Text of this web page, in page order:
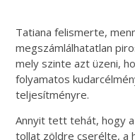
Tatiana felismerte,
megszámlálhatatlan
mely szinte azt üzeni,
folyamatos
teljesítményre.
Annyit tett tehát, hogy
tollat zöldre cserélte, a